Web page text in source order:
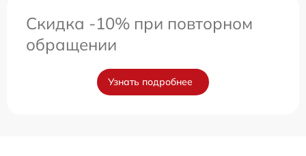
Скидка -10% при повторном
обращении
Узнать подробнее